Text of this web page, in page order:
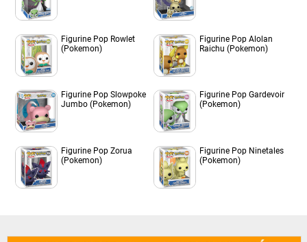
Figurine Pop Rowlet
(Pokemon)
Figurine Pop Alolan
Raichu (Pokemon)
Figurine Pop Slowpoke
Jumbo (Pokemon)
Figurine Pop Gardevoir
(Pokemon)
Figurine Pop Zorua
(Pokemon)
Figurine Pop Ninetales
(Pokemon)